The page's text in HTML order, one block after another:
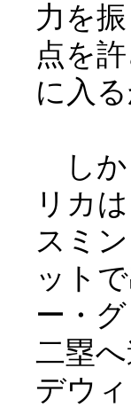
力を
点を
に入
しか
リカ
スミ
ット
ー・
二塁
デウ